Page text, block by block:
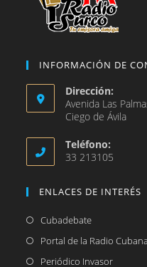
INFORMACIÓN DE
Dirección:
Avenida Las
Ciego de Ávila
Teléfono:
33 213105
ENLACES DE INTERÉS
CubadebateSe
abre
Portal de la Radio Cubana
Periódico InvasorSe